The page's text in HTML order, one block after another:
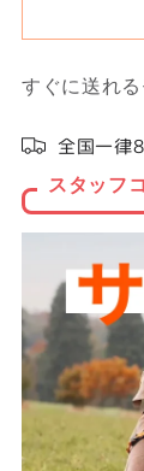
すぐに送れ
全国一律
スタッフ